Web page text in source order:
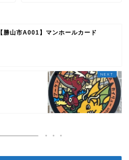
【勝山市A001】マンホールカード